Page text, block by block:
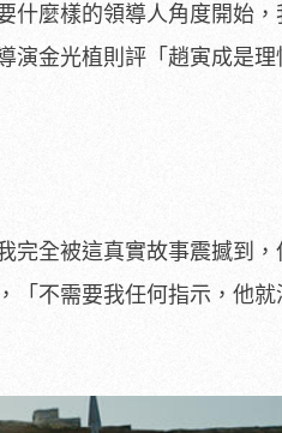
什麼樣的領導人角度開始，
演金光植則評「趙寅成是理
完全被這真實故事震撼到，
「不需要我任何指示，他就